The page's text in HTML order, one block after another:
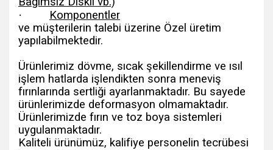
·
Komponentler
ve müşterilerin talebi üzerine Özel üretim
yapılabilmektedir.
Ürünlerimiz dövme, sıcak şekillendirme ve ısıl
işlem hatlarda işlendikten sonra meneviş
fırınlarında sertliği ayarlanmaktadır. Bu sayede
ürünlerimizde deformasyon olmamaktadır.
Ürünlerimizde fırın ve toz boya sistemleri
uygulanmaktadır.
Kaliteli ürünümüz, kalifiye personelin tecrübesi